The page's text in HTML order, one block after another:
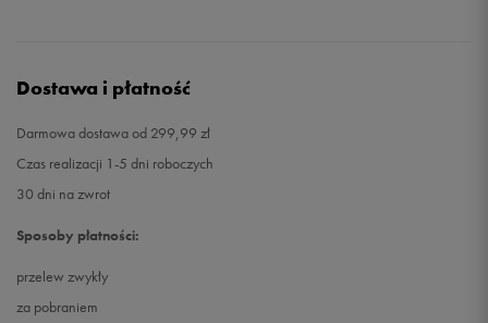
Dostawa i płatność
Darmowa dostawa od 299,99 zł
Czas realizacji 1-5 dni roboczych
30 dni na zwrot
Sposoby płatności:
przelew zwykły
za pobraniem